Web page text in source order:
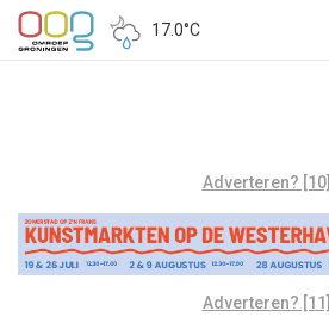
17.0°C
Adverteren? [10]
Adverteren? [11]